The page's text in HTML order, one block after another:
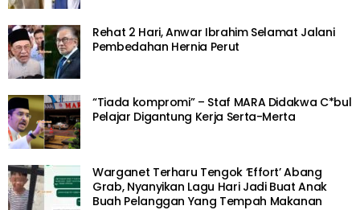
Rehat 2 Hari, Anwar Ibrahim Selamat Jalani
Pembedahan Hernia Perut
“Tiada kompromi” – Staf MARA Didakwa C*bul
Pelajar Digantung Kerja Serta-Merta
Warganet Terharu Tengok ‘Effort’ Abang
Grab, Nyanyikan Lagu Hari Jadi Buat Anak
Buah Pelanggan Yang Tempah Makanan